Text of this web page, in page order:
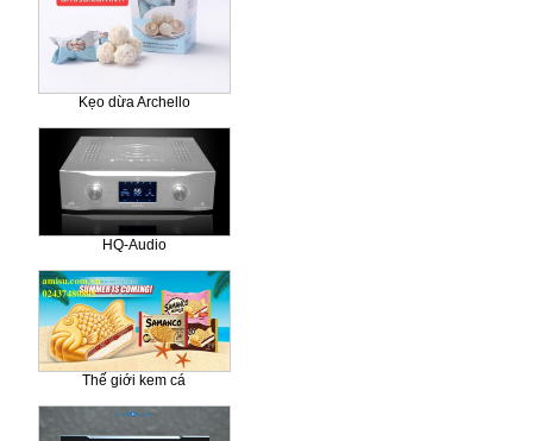
Kẹo dừa Archello
HQ-Audio
Thế giới kem cá